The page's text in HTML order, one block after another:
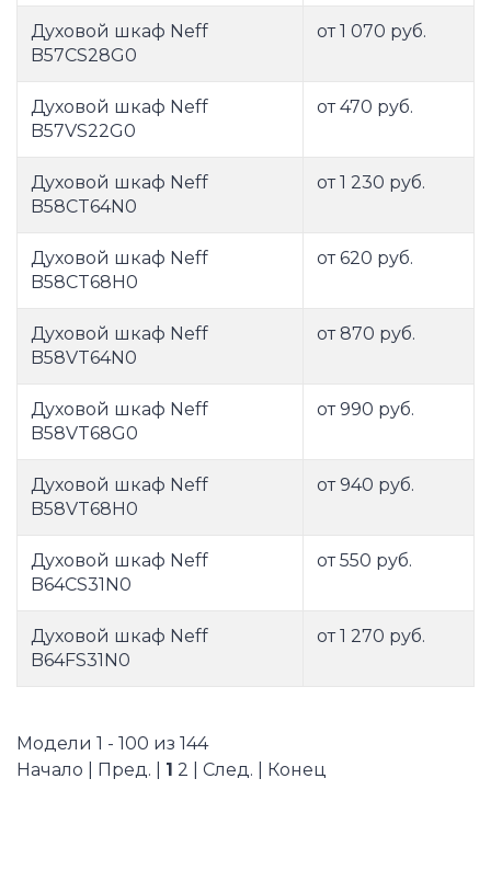
Духовой шкаф Neff
B57CS28G0
от 1 070 руб.
Духовой шкаф Neff
B57VS22G0
от 470 руб.
Духовой шкаф Neff
B58CT64N0
от 1 230 руб.
Духовой шкаф Neff
B58CT68H0
от 620 руб.
Духовой шкаф Neff
B58VT64N0
от 870 руб.
Духовой шкаф Neff
B58VT68G0
от 990 руб.
Духовой шкаф Neff
B58VT68H0
от 940 руб.
Духовой шкаф Neff
B64CS31N0
от 550 руб.
Духовой шкаф Neff
B64FS31N0
от 1 270 руб.
Модели 1 - 100 из 144
Начало | Пред. | 1 2 След. Конец